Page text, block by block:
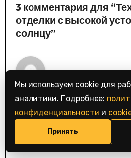
3 комментария для
отделки с высокой
солнцу”
Слава:
27.01.2026 в 00:47
О, ну конечно, очередное
Мы используем cookie для
аналитики. Подробнее:
конфиденциальности и
Принять